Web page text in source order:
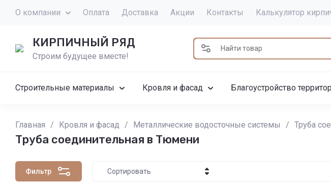
О компании Оплата Доставка Акции Контакты Калькулятор
КИРПИЧНЫЙ РЯД
Строим будущее вместе!
Строительные материалы Кровля и фасад Благоустройство
Главная / Кровля и фасад / Металлические водосточные системы / Труба
Труба соединительная в Тюмени
Фильтр Сортировать